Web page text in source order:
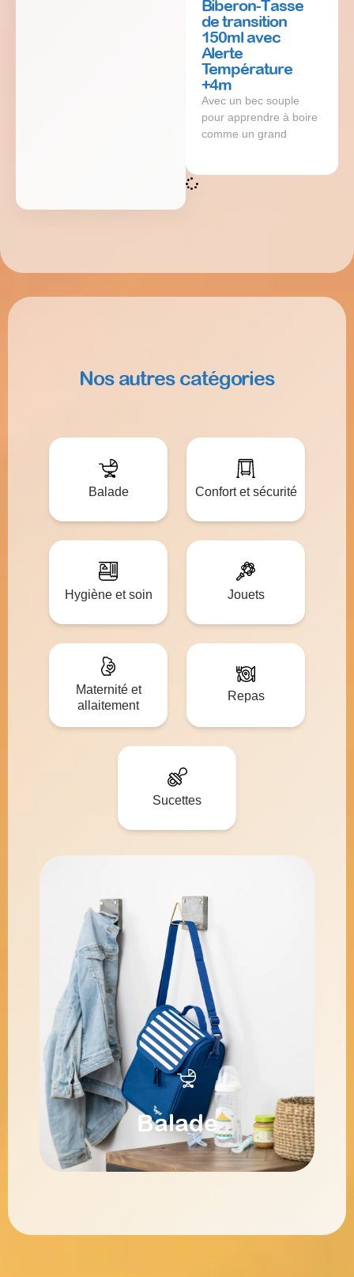
Biberon-Tasse
de transition
150ml avec
Alerte
Température
+4m
Avec un bec souple
pour apprendre à boire
comme un grand
Nos autres catégories
Balade Confort et sécurité
Hygiène et soin Jouets
Maternité et
allaitement
Repas
Sucettes
Balade